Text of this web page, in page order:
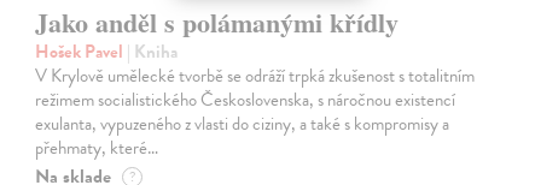
Jako anděl s polámanými křídly
Hošek Pavel | Kniha
V Krylově umělecké tvorbě se odráží trpká zkušenost s totalitním
režimem socialistického Československa, s náročnou existencí
exulanta, vypuzeného z vlasti do ciziny, a také s kompromisy a
přehmaty, které…
Na sklade ?